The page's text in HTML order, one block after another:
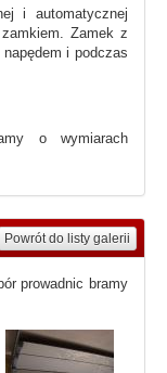
i automatycznej
Zamek z
i podczas
o wymiarach
Powrót do listy galerii
prowadnic bramy